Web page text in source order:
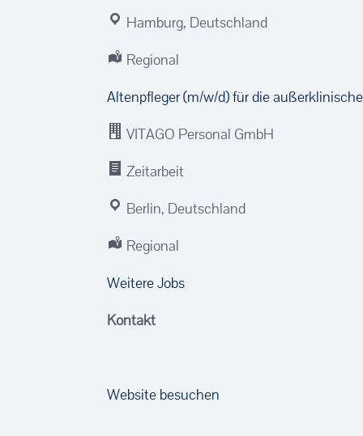
Hamburg, Deutschland
Regional
Altenpfleger (m/w/d) für die
VITAGO Personal GmbH
Zeitarbeit
Berlin, Deutschland
Regional
Weitere Jobs
Kontakt
Website besuchen